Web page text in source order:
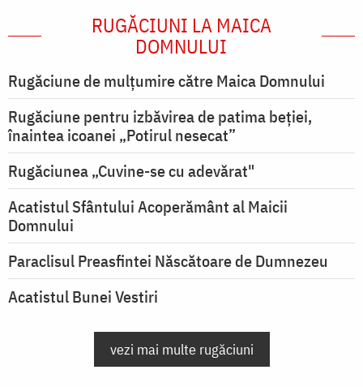
RUGĂCIUNI LA MAICA
DOMNULUI
Rugăciune de mulţumire către Maica Domnului
Rugăciune pentru izbăvirea de patima beției,
înaintea icoanei „Potirul nesecat”
Rugăciunea „Cuvine-se cu adevărat"
Acatistul Sfântului Acoperământ al Maicii
Domnului
Paraclisul Preasfintei Născătoare de Dumnezeu
Acatistul Bunei Vestiri
vezi mai multe rugăciuni